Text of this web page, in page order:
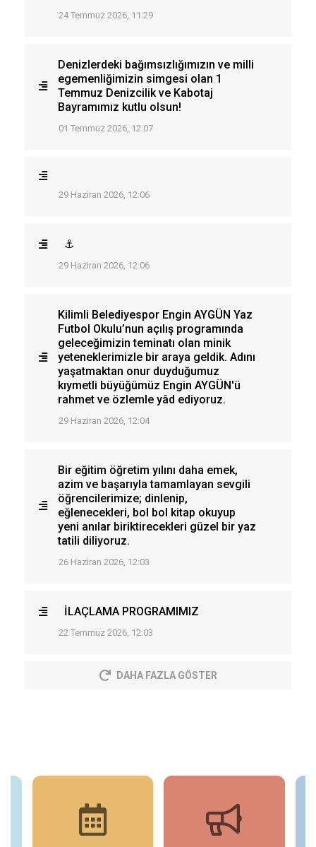
24 Temmuz 2026, 11:29
Denizlerdeki bağımsızlığımızın ve milli
egemenliğimizin simgesi olan 1
Temmuz Denizcilik ve Kabotaj
Bayramımız kutlu olsun!
01 Temmuz 2026, 12:07
29 Haziran 2026, 12:06
⚓
29 Haziran 2026, 12:06
Kilimli Belediyespor Engin AYGÜN Yaz
Futbol Okulu’nun açılış programında
geleceğimizin teminatı olan minik
yeteneklerimizle bir araya geldik. Adını
yaşatmaktan onur duyduğumuz
kıymetli büyüğümüz Engin AYGÜN'ü
rahmet ve özlemle yâd ediyoruz.
29 Haziran 2026, 12:04
Bir eğitim öğretim yılını daha emek,
azim ve başarıyla tamamlayan sevgili
öğrencilerimize; dinlenip,
eğlenecekleri, bol bol kitap okuyup
yeni anılar biriktirecekleri güzel bir yaz
tatili diliyoruz.
26 Haziran 2026, 12:03
İLAÇLAMA PROGRAMIMIZ
22 Temmuz 2026, 12:03
DAHA FAZLA GÖSTER